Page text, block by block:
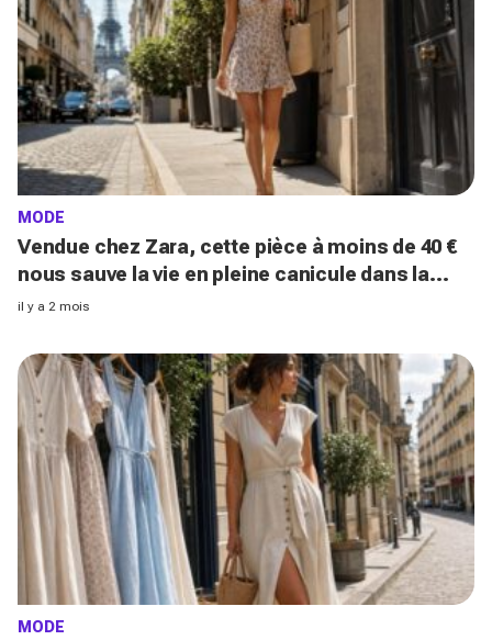
MODE
Vendue chez Zara, cette pièce à moins de 40 €
nous sauve la vie en pleine canicule dans la
capitale (et on la porte partout en 2026)
il y a 2 mois
MODE